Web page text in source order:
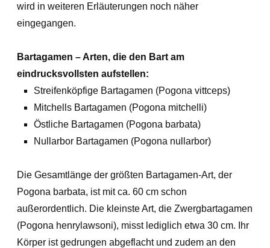
wird in weiteren Erläuterungen noch näher
eingegangen.
Bartagamen – Arten, die den Bart am
eindrucksvollsten aufstellen:
Streifenköpfige Bartagamen (Pogona vittceps)
Mitchells Bartagamen (Pogona mitchelli)
Östliche Bartagamen (Pogona barbata)
Nullarbor Bartagamen (Pogona nullarbor)
Die Gesamtlänge der größten Bartagamen-Art, der
Pogona barbata, ist mit ca. 60 cm schon
außerordentlich. Die kleinste Art, die Zwergbartagamen
(Pogona henrylawsoni), misst lediglich etwa 30 cm. Ihr
Körper ist gedrungen abgeflacht und zudem an den